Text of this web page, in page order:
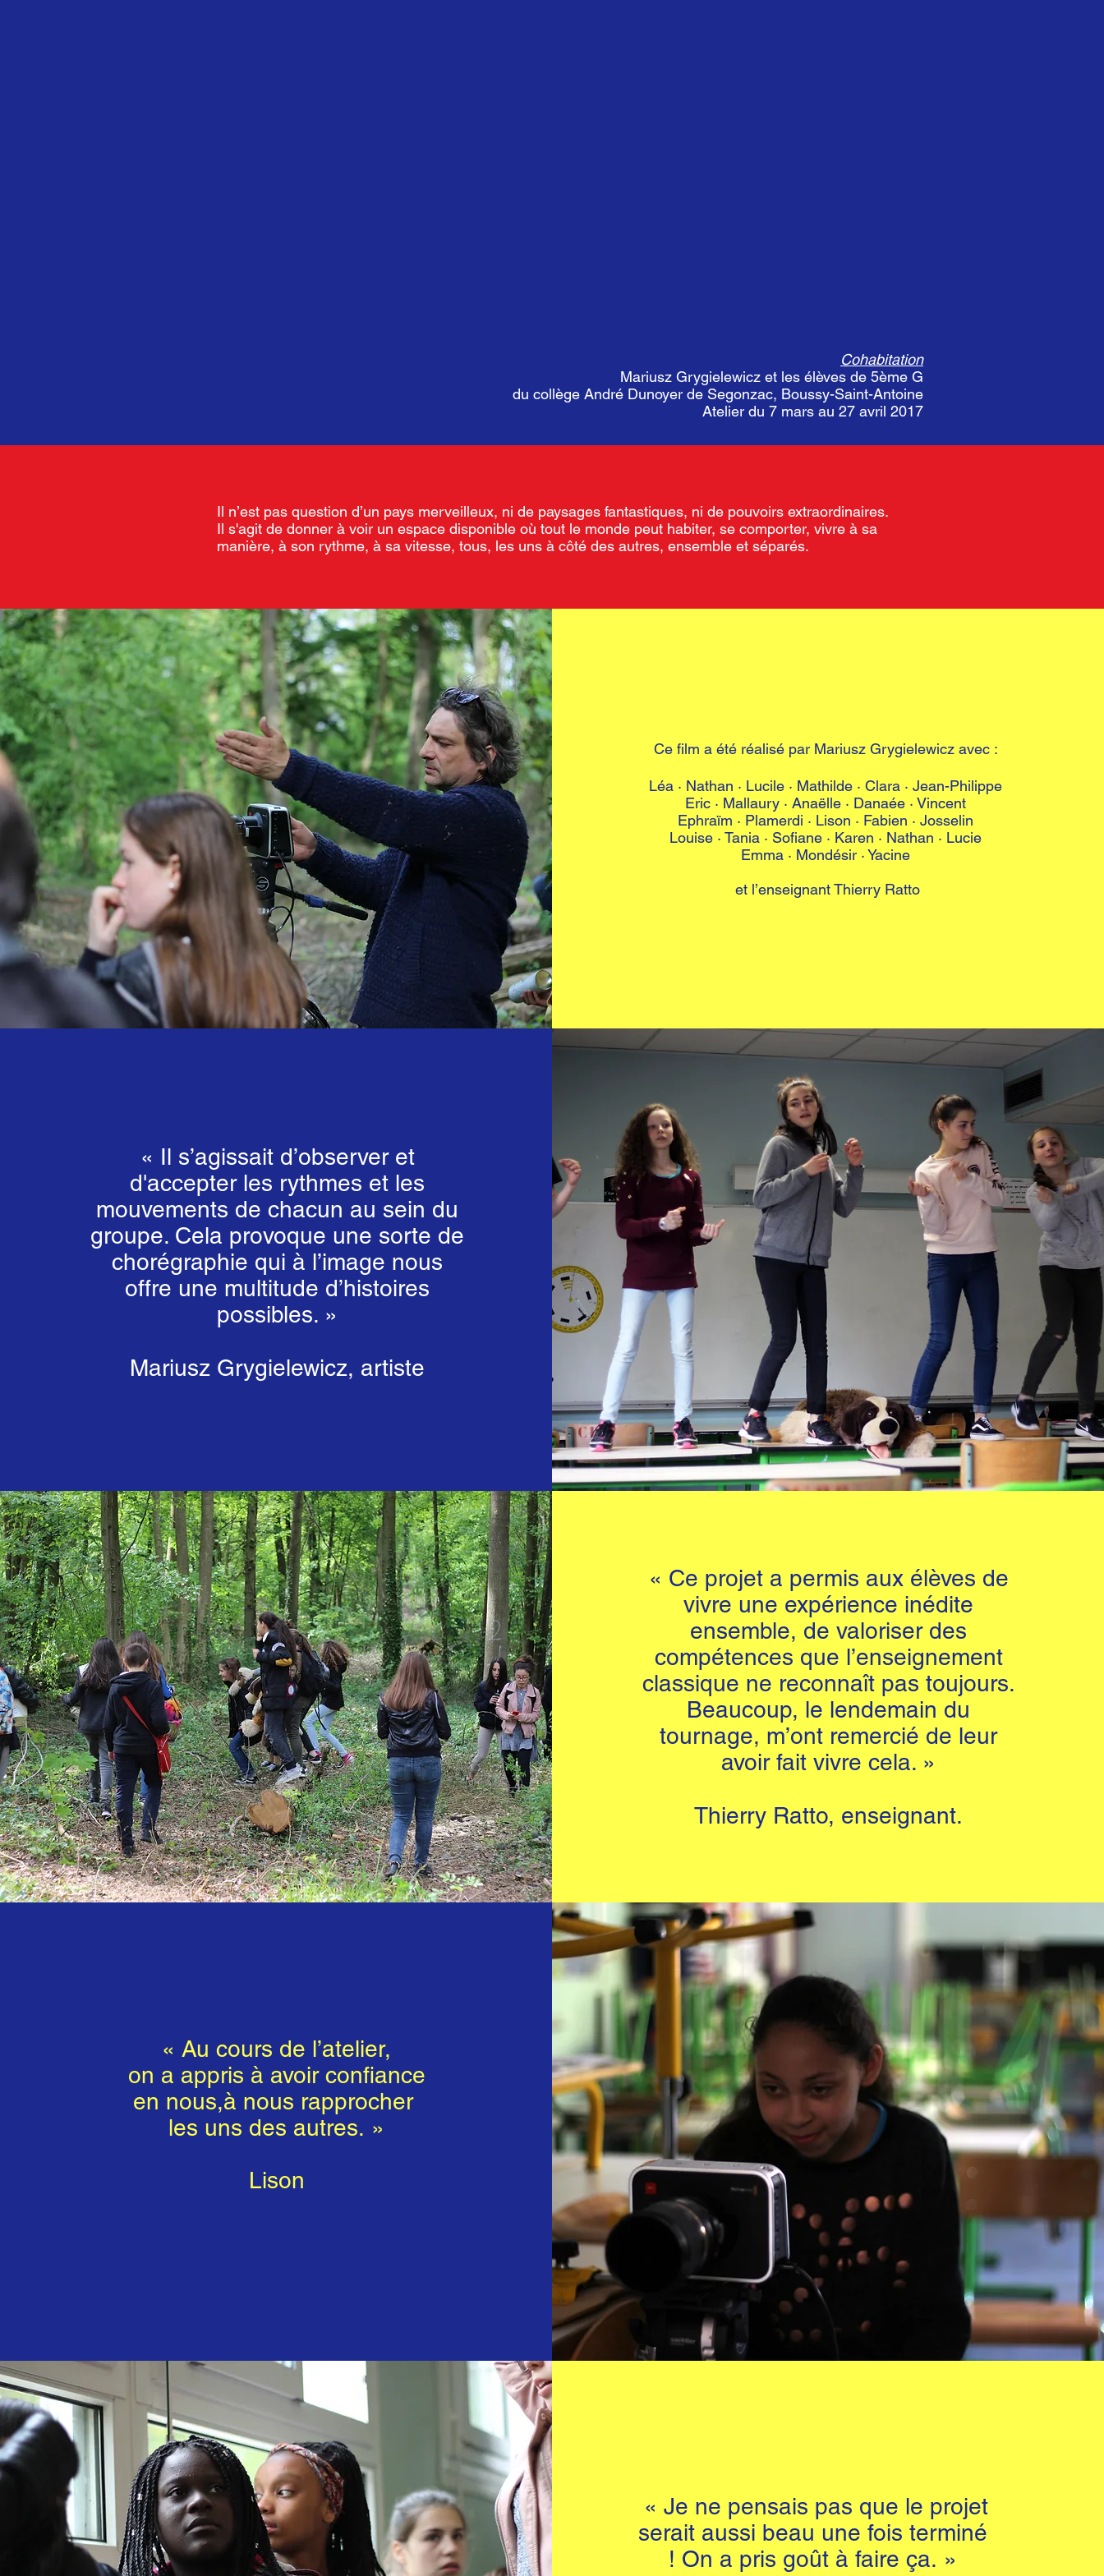
Cohabitation
Mariusz Grygielewicz et les élèves de 5ème G
du collège André Dunoyer de Segonzac, Boussy-Saint-Antoine
Atelier du 7 mars au 27 avril 2017
Il n’est pas question d’un pays merveilleux, ni de paysages fantastiques, ni de pouvoirs extraordinaires.
Il s'agit de donner à voir un espace disponible où tout le monde peut habiter, se comporter, vivre à sa
manière, à son rythme, à sa vitesse, tous, les uns à côté des autres, ensemble et séparés.
Ce film a été réalisé par Mariusz Grygielewicz avec :
Léa · Nathan · Lucile · Mathilde · Clara · Jean-Philippe
Eric · Mallaury · Anaëlle · Danaée · Vincent
Ephraïm · Plamerdi · Lison · Fabien · Josselin
Louise · Tania · Sofiane · Karen · Nathan · Lucie
Emma · Mondésir · Yacine
et l’enseignant Thierry Ratto
« Il s’agissait d’observer et
d'accepter les rythmes et les
mouvements de chacun au sein du
groupe. Cela provoque une sorte de
chorégraphie qui à l’image nous
offre une multitude d’histoires
possibles. »
Mariusz Grygielewicz, artiste
« Ce projet a permis aux élèves de
vivre une expérience inédite
ensemble, de valoriser des
compétences que l’enseignement
classique ne reconnaît pas toujours.
Beaucoup, le lendemain du
tournage, m’ont remercié de leur
avoir fait vivre cela. »
Thierry Ratto, enseignant.
« Au cours de l’atelier,
on a appris à avoir confiance
en nous,à nous rapprocher
les uns des autres. »
Lison
« Je ne pensais pas que le projet
serait aussi beau une fois terminé
! On a pris goût à faire ça. »